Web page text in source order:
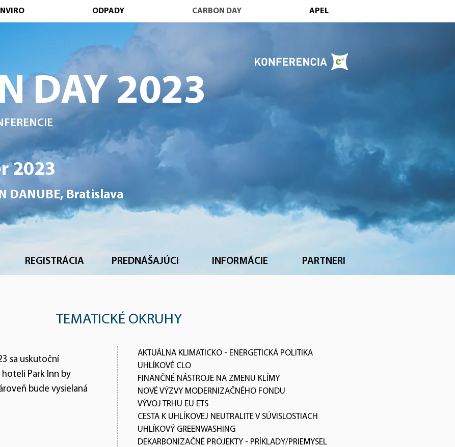
ODPADY CARBON DAY APEL
DAY 2023
2023
DANUBE, Bratislava
PARTNERI
INFORMÁCIE
PREDNÁŠAJÚCI
REGISTRÁCIA
TEMATICKÉ OKRUHY
AKTUÁLNA KLIMATICKO - ENERGETICKÁ POLITIKA
UHLÍKOVÉ CLO
FINANČNÉ NÁSTROJE NA ZMENU KLÍMY
NOVÉ VÝZVY MODERNIZAČNÉHO FONDU
VÝVOJ TRHU EU ETS
CESTA K UHLÍKOVEJ NEUTRALITE V SÚVISLOSTIACH
UHLÍKOVÝ GREENWASHING
DEKARBONIZAČNÉ PROJEKTY - PRÍKLADY/PRIEMYSEL
sa uskutoční
Park Inn by
bude vysielaná